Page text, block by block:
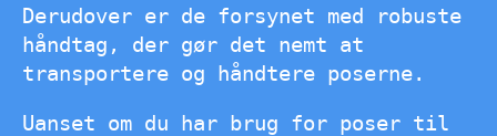
Derudover er de forsynet med robuste
håndtag, der gør det nemt at
transportere og håndtere poserne.
Uanset om du har brug for poser til